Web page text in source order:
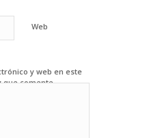
Web
y web en este
que comente.